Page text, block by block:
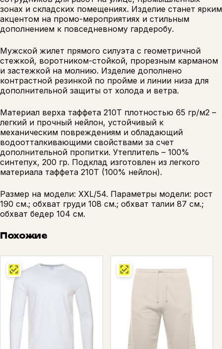
зонах и складских помещениях. Изделие станет ярким
акцентом на промо-мероприятиях и стильным
дополнением к повседневному гардеробу.
Мужской жилет прямого силуэта с геометричной
стежкой, воротником-стойкой, прорезным карманом
и застежкой на молнию. Изделие дополнено
контрастной резинкой по пройме и линии низа для
дополнительной защиты от холода и ветра.
Материал верха таффета 210Т плотностью 65 гр/м2 –
легкий и прочный нейлон, устойчивый к
механическим повреждениям и обладающий
водоотталкивающими свойствами за счет
дополнительной пропитки. Утеплитель – 100%
синтепух, 200 гр. Подклад изготовлен из легкого
материала таффета 210Т (100% нейлон).
Размер на модели: XXL/54. Параметры модели: рост
190 см.; обхват груди 108 см.; обхват талии 87 см.;
обхват бедер 104 см.
Похожие